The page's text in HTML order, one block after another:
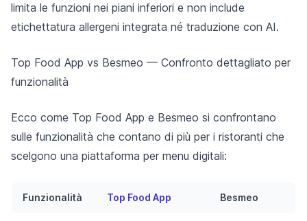
limita le funzioni nei piani inferiori e non include
etichettatura allergeni integrata né traduzione con AI.
Top Food App vs Besmeo — Confronto dettagliato per
funzionalità
Ecco come Top Food App e Besmeo si confrontano
sulle funzionalità che contano di più per i ristoranti che
scelgono una piattaforma per menu digitali:
Funzionalità Top Food App Besmeo